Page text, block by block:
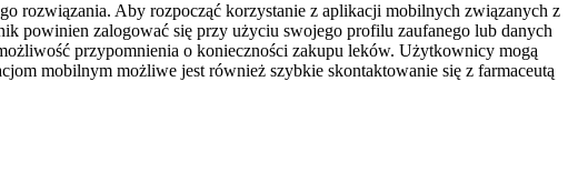
rozwiązania. Aby rozpocząć korzystanie z aplikacji mobilnych związanych z
powinien zalogować się przy użyciu swojego profilu zaufanego lub danych
przypomnienia o konieczności zakupu leków. Użytkownicy mogą
mobilnym możliwe jest również szybkie skontaktowanie się z farmaceutą